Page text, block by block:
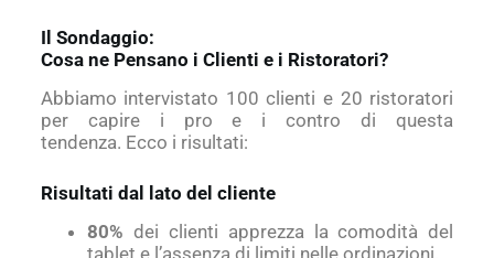
Il Sondaggio:
Cosa ne Pensano i Clienti e i Ristoratori?
Abbiamo intervistato 100 clienti e 20 ristoratori
per capire i pro e i contro di questa
tendenza. Ecco i risultati:
Risultati dal lato del cliente
80% dei clienti apprezza la comodità del
tablet e l’assenza di limiti nelle ordinazioni.